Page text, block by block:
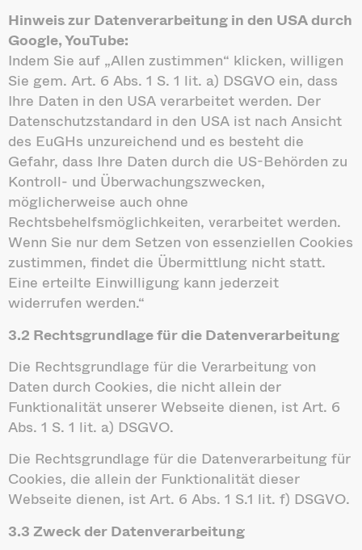
Hinweis zur Datenverarbeitung in den USA durch
Google, YouTube:
Indem Sie auf „Allen zustimmen“ klicken, willigen
Sie gem. Art. 6 Abs. 1 S. 1 lit. a) DSGVO ein, dass
Ihre Daten in den USA verarbeitet werden. Der
Datenschutzstandard in den USA ist nach Ansicht
des EuGHs unzureichend und es besteht die
Gefahr, dass Ihre Daten durch die US-Behörden zu
Kontroll- und Überwachungszwecken,
möglicherweise auch ohne
Rechtsbehelfsmöglichkeiten, verarbeitet werden.
Wenn Sie nur dem Setzen von essenziellen Cookies
zustimmen, findet die Übermittlung nicht statt.
Eine erteilte Einwilligung kann jederzeit
widerrufen werden.“
3.2 Rechtsgrundlage für die Datenverarbeitung
Die Rechtsgrundlage für die Verarbeitung von
Daten durch Cookies, die nicht allein der
Funktionalität unserer Webseite dienen, ist Art. 6
Abs. 1 S. 1 lit. a) DSGVO.
Die Rechtsgrundlage für die Datenverarbeitung für
Cookies, die allein der Funktionalität dieser
Webseite dienen, ist Art. 6 Abs. 1 S.1 lit. f) DSGVO.
3.3 Zweck der Datenverarbeitung